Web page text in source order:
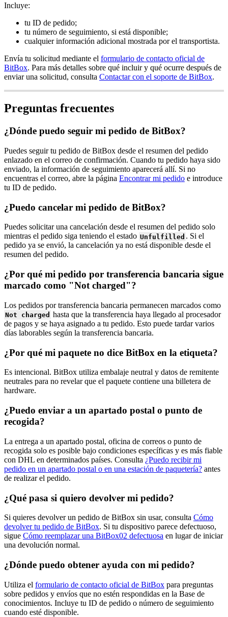
Incluye:
tu ID de pedido;
tu número de seguimiento, si está disponible;
cualquier información adicional mostrada por el transportista.
Envía tu solicitud mediante el formulario de contacto oficial de
BitBox. Para más detalles sobre qué incluir y qué ocurre después de
enviar una solicitud, consulta Contactar con el soporte de BitBox.
Preguntas frecuentes
¿Dónde puedo seguir mi pedido de BitBox?
Puedes seguir tu pedido de BitBox desde el resumen del pedido
enlazado en el correo de confirmación. Cuando tu pedido haya sido
enviado, la información de seguimiento aparecerá allí. Si no
encuentras el correo, abre la página Encontrar mi pedido e introduce
tu ID de pedido.
¿Puedo cancelar mi pedido de BitBox?
Puedes solicitar una cancelación desde el resumen del pedido solo
mientras el pedido siga teniendo el estado Unfulfilled . Si el
pedido ya se envió, la cancelación ya no está disponible desde el
resumen del pedido.
¿Por qué mi pedido por transferencia bancaria sigue
marcado como "Not charged"?
Los pedidos por transferencia bancaria permanecen marcados como
Not charged hasta que la transferencia haya llegado al procesador
de pagos y se haya asignado a tu pedido. Esto puede tardar varios
días laborables según la transferencia bancaria.
¿Por qué mi paquete no dice BitBox en la etiqueta?
Es intencional. BitBox utiliza embalaje neutral y datos de remitente
neutrales para no revelar que el paquete contiene una billetera de
hardware.
¿Puedo enviar a un apartado postal o punto de
recogida?
La entrega a un apartado postal, oficina de correos o punto de
recogida solo es posible bajo condiciones específicas y es más fiable
con DHL en determinados países. Consulta ¿Puedo recibir mi
pedido en un apartado postal o en una estación de paquetería? antes
de realizar el pedido.
¿Qué pasa si quiero devolver mi pedido?
Si quieres devolver un pedido de BitBox sin usar, consulta Cómo
devolver tu pedido de BitBox. Si tu dispositivo parece defectuoso,
sigue Cómo reemplazar una BitBox02 defectuosa en lugar de iniciar
una devolución normal.
¿Dónde puedo obtener ayuda con mi pedido?
Utiliza el formulario de contacto oficial de BitBox para preguntas
sobre pedidos y envíos que no estén respondidas en la Base de
conocimientos. Incluye tu ID de pedido o número de seguimiento
cuando esté disponible.